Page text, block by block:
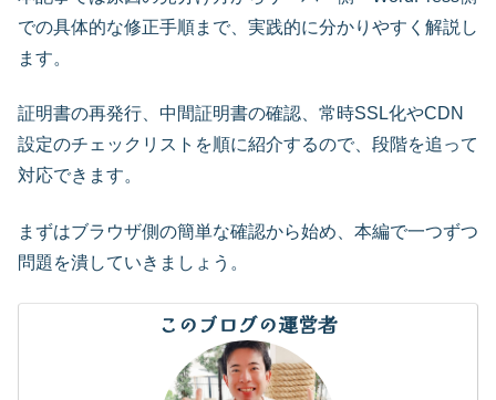
での具体的な修正手順まで、実践的に分かりやすく解説し
ます。
証明書の再発行、中間証明書の確認、常時SSL化やCDN
設定のチェックリストを順に紹介するので、段階を追って
対応できます。
まずはブラウザ側の簡単な確認から始め、本編で一つずつ
問題を潰していきましょう。
このブログの運営者